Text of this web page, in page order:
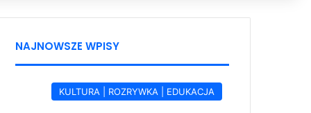
NAJNOWSZE WPISY
KULTURA | ROZRYWKA | EDUKACJA